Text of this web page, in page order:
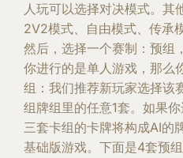
人玩可以选择对决模式。其
2V2模式、自由模式、传承
然后，选择一个赛制：预组
你进行的是单人游戏，那么
组：我们推荐新玩家选择该
组牌组里的任意1套。如果
三套卡组的卡牌将构成AI的
基础版游戏。下面是4套预